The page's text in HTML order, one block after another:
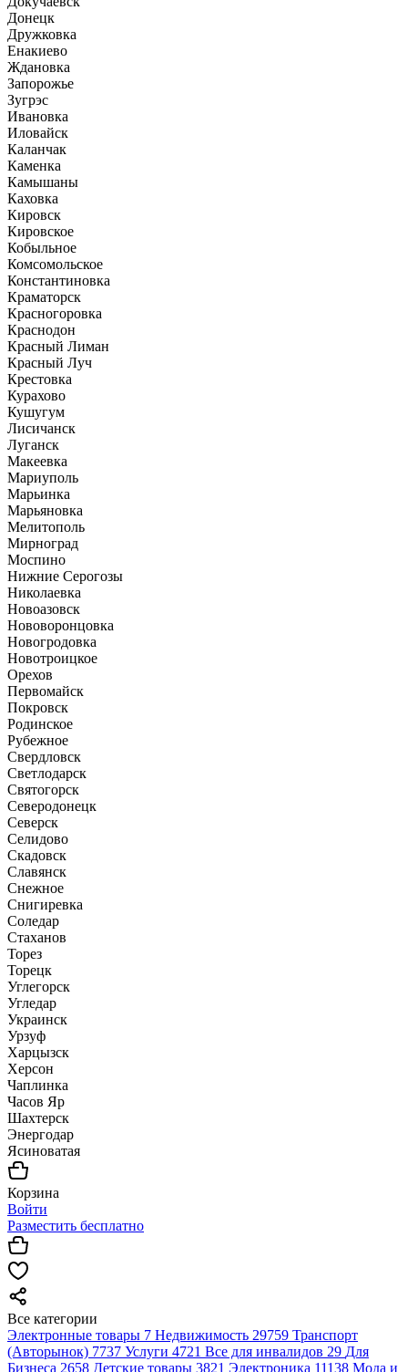
Донецк
Дружковка
Енакиево
Ждановка
Запорожье
Зугрэс
Ивановка
Иловайск
Каланчак
Каменка
Камышаны
Каховка
Кировск
Кировское
Кобыльное
Комсомольское
Константиновка
Краматорск
Красногоровка
Краснодон
Красный Лиман
Красный Луч
Крестовка
Курахово
Кушугум
Лисичанск
Луганск
Макеевка
Мариуполь
Марьинка
Марьяновка
Мелитополь
Мирноград
Моспино
Нижние Серогозы
Николаевка
Новоазовск
Нововоронцовка
Новогродовка
Новотроицкое
Орехов
Первомайск
Покровск
Родинское
Рубежное
Свердловск
Светлодарск
Святогорск
Северодонецк
Северск
Селидово
Скадовск
Славянск
Снежное
Снигиревка
Соледар
Стаханов
Торез
Торецк
Углегорск
Угледар
Украинск
Урзуф
Харцызск
Херсон
Чаплинка
Часов Яр
Шахтерск
Энергодар
Ясиноватая
Корзина
Войти
Разместить бесплатно
Все категории
Электронные товары 7 Недвижимость 29759 Транспорт
(Авторынок) 7737 Услуги 4721 Все для инвалидов 29 Для
Бизнеса 2658 Детские товары 3821 Электроника 11138 Мода и